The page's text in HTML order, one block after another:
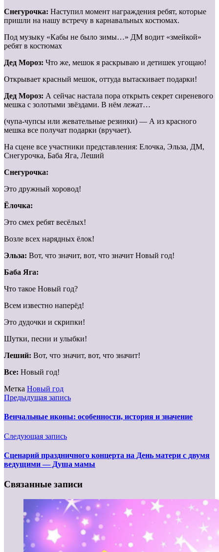
Снегурочка: Наступил момент награждения ребят, которые
пришли на нашу встречу в карнавальных костюмах.
Под музыку «Кабы не было зимы…» ДМ водит «змейкой»
ребят в костюмах
Дед Мороз: Что же, мешок я раскрываю и детишек угощаю!
Открывает красный мешок, оттуда вытаскивает подарки!
Дед Мороз: А сейчас настала пора открыть секрет сиреневого
мешка с золотыми звёздами. В нём лежат…
(чупа-чупсы или жевательные резинки) — А из красного
мешка все получат подарки (вручает).
На сцене все участники представления: Елочка, Эльза, ДМ,
Снегурочка, Баба Яга, Леший
Снегурочка:
Это дружный хоровод!
Ёлочка:
Это смех ребят весёлых!
Возле всех нарядных ёлок!
Эльза: Вот, что значит, вот, что значит Новый год!
Баба Яга:
Что такое Новый год?
Всем известно наперёд!
Это дудочки и скрипки!
Шутки, песни и улыбки!
Леший: Вот, что значит, вот, что значит!
Все: Новый год!
Метка Новый год
Предыдущая запись
Венчальные иконы: особенности, история и значение
Следующая запись
Сценарий праздничного концерта на День матери с двумя
ведущими — Душа мамы
Связанные записи